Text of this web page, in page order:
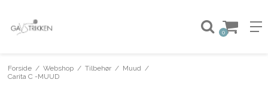
0
Forside / Webshop / Tilbehør / Muud /
Carita C -MUUD